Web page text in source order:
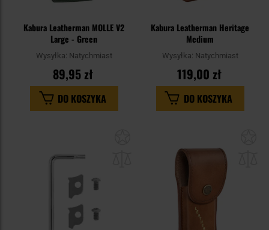
Kabura Leatherman MOLLE V2
Large - Green
Wysyłka: Natychmiast
89,95 zł
DO KOSZYKA
Kabura Leatherman Heritage
Medium
Wysyłka: Natychmiast
119,00 zł
DO KOSZYKA